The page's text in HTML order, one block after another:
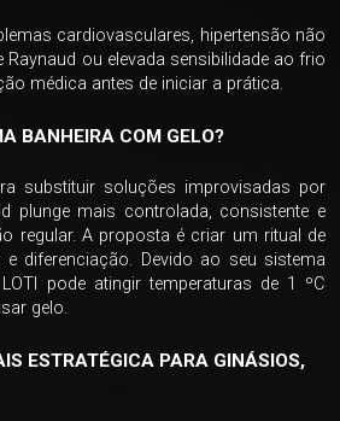
cardiovasculares, hipertensão não
ou elevada sensibilidade ao frio
médica antes de iniciar a prática.
BANHEIRA COM GELO?
substituir soluções improvisadas por
plunge mais controlada, consistente e
regular. A proposta é criar um ritual de
e diferenciação. Devido ao seu sistema
pode atingir temperaturas de 1 ºC
gelo.
ESTRATÉGICA PARA GINÁSIOS,